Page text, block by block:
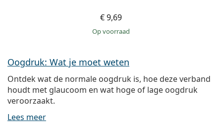
€ 9,69
op voorraad
Oogdruk: Wat je moet weten
Ontdek wat de normale oogdruk is, hoe deze verband
houdt met glaucoom en wat hoge of lage oogdruk
veroorzaakt.
Lees meer